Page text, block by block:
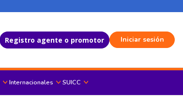
Registro agente o promotor Iniciar sesión
Internacionales SUICC